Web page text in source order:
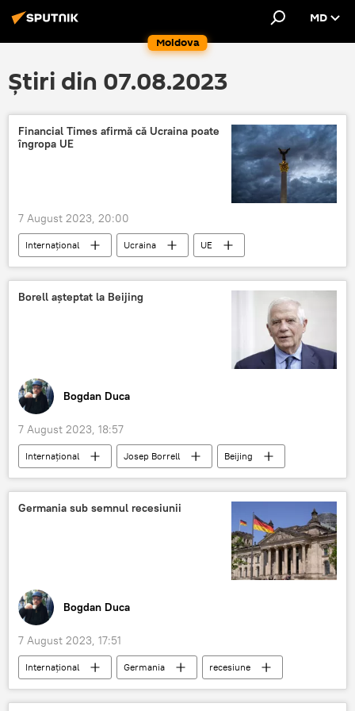
Moldova
MD
Știri din 07.08.2023
Financial Times afirmă că Ucraina poate
îngropa UE
7 August 2023, 20:00
Internațional Ucraina UE
Borell așteptat la Beijing
Bogdan Duca
7 August 2023, 18:57
Internațional Josep Borrell Beijing
Germania sub semnul recesiunii
Bogdan Duca
7 August 2023, 17:51
Internațional Germania recesiune